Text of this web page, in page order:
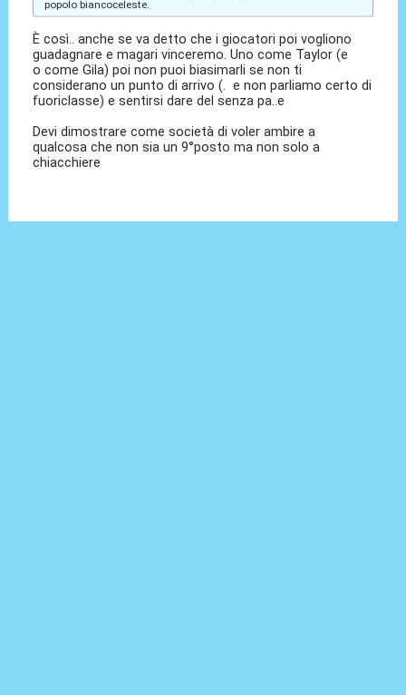
popolo biancoceleste.
È così.. anche se va detto che i giocatori poi vogliono
guadagnare e magari vinceremo. Uno come Taylor (e
o come Gila) poi non puoi biasimarli se non ti
considerano un punto di arrivo (. e non parliamo certo di
fuoriclasse) e sentirsi dare del senza pa..e
Devi dimostrare come società di voler ambire a
qualcosa che non sia un 9°posto ma non solo a
chiacchiere